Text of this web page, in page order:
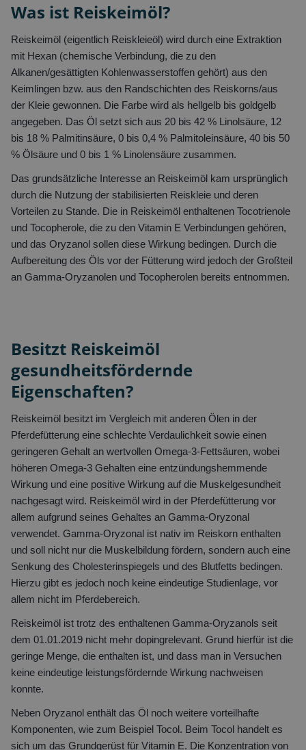
Was ist Reiskeimöl?
Reiskeimöl (eigentlich Reiskleieöl) wird durch eine Extraktion
mit Hexan (chemische Verbindung, die zu den
Alkanen/gesättigten Kohlenwasserstoffen gehört) aus den
Keimlingen bzw. aus den Randschichten des Reiskorns/aus
der Kleie gewonnen. Die Farbe wird als hellgelb bis goldgelb
angegeben. Das Öl setzt sich aus 20 bis 42 % Linolsäure, 12
bis 18 % Palmitinsäure, 0 bis 0,4 % Palmitoleinsäure, 40 bis 50
% Ölsäure und 0 bis 1 % Linolensäure zusammen.
Das grundsätzliche Interesse an Reiskeimöl kam ursprünglich
durch die Nutzung der stabilisierten Reiskleie und deren
Vorteilen zu Stande. Die in Reiskeimöl enthaltenen Tocotrienole
und Tocopherole, die zu den Vitamin E Verbindungen gehören,
und das Oryzanol sollen diese Wirkung bedingen. Durch die
Aufbereitung des Öls vor der Fütterung wird jedoch der Großteil
an Gamma-Oryzanolen und Tocopherolen bereits entnommen.
Besitzt Reiskeimöl
gesundheitsfördernde
Eigenschaften?
Reiskeimöl besitzt im Vergleich mit anderen Ölen in der
Pferdefütterung eine schlechte Verdaulichkeit sowie einen
geringeren Gehalt an wertvollen Omega-3-Fettsäuren, wobei
höheren Omega-3 Gehalten eine entzündungshemmende
Wirkung und eine positive Wirkung auf die Muskelgesundheit
nachgesagt wird. Reiskeimöl wird in der Pferdefütterung vor
allem aufgrund seines Gehaltes an Gamma-Oryzonal
verwendet. Gamma-Oryzonal ist nativ im Reiskorn enthalten
und soll nicht nur die Muskelbildung fördern, sondern auch eine
Senkung des Cholesterinspiegels und des Blutfetts bedingen.
Hierzu gibt es jedoch noch keine eindeutige Studienlage, vor
allem nicht im Pferdebereich.
Reiskeimöl ist trotz des enthaltenen Gamma-Oryzanols seit
dem 01.01.2019 nicht mehr dopingrelevant. Grund hierfür ist die
geringe Menge, die enthalten ist, und dass man in Versuchen
keine eindeutige leistungsfördernde Wirkung nachweisen
konnte.
Neben Oryzanol enthält das Öl noch weitere vorteilhafte
Komponenten, wie zum Beispiel Tocol. Beim Tocol handelt es
sich um das Grundgerüst für Vitamin E. Die Konzentration von